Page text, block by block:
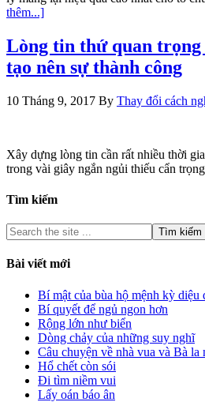
thêm...]
Lòng tin thứ quan trọng
tạo nên sự thành công
10 Tháng 9, 2017 By Thay đổi cách
Xây dựng lòng tin cần rất nhiều thời
trong vài giây ngắn ngủi thiếu cẩn
Tìm kiếm
Bài viết mới
Bí mật của bùa hộ mệnh kỳ diệu
Bí quyết để ngủ ngon hơn
Rộng lớn như biển
Dòng chảy của những suy nghĩ
Câu chuyện về nhà vua và Bà la
Hổ chết còn sói
Đi tìm niềm vui
Lấy oán báo ân